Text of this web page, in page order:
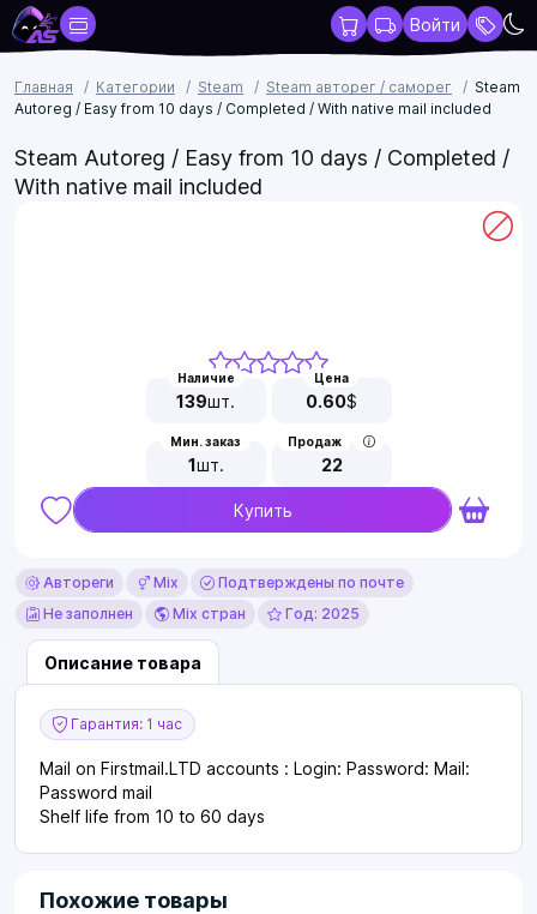
Войти
Главная Категории Steam Steam авторег / саморег
Steam
Autoreg / Easy from 10 days / Completed / With native mail included
Steam Autoreg / Easy from 10 days / Completed /
With native mail included
Наличие
139шт.
Цена
0.60$
Мин. заказ
1шт.
Продаж
22
Купить
Автореги Mix
Подтверждены по почте
Не заполнен
Mix стран Год: 2025
Описание товара
Гарантия: 1 час
Mail on Firstmail.LTD accounts : Login: Password: Mail:
Password mail
Shelf life from 10 to 60 days
Похожие товары